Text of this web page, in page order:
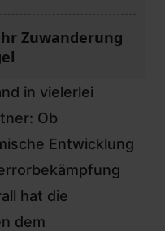
Zuwanderung
in vielerlei
Ob
Entwicklung
hat die
dem